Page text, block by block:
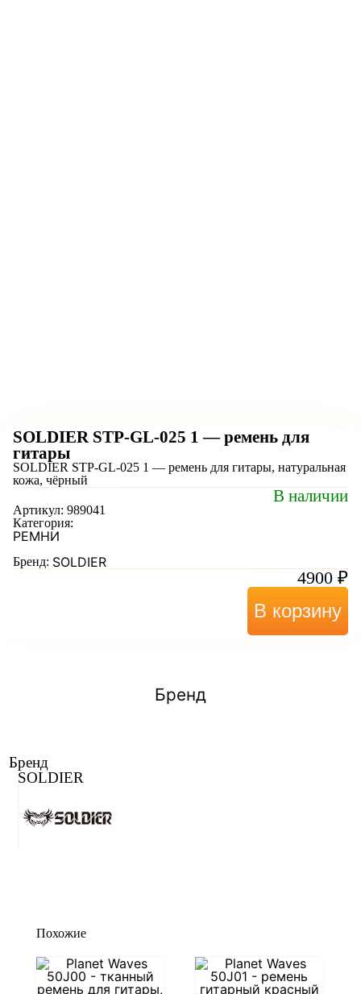
SOLDIER STP-GL-025 1 — ремень для
гитары
4900 ₽
SOLDIER STP-GL-025 1 — ремень для гитары, натуральная
кожа, чёрный
В наличии
В корзину
Артикул: 989041
Категория:
РЕМНИ
Бренд: SOLDIER
Бренд
Бренд
SOLDIER
Похожие